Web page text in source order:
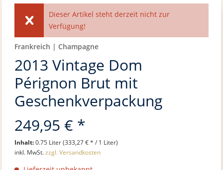
Dieser Artikel steht derzeit nicht zur
Verfügung!
Frankreich | Champagne
2013 Vintage Dom
Pérignon Brut mit
Geschenkverpackung
249,95 € *
Inhalt:0.75 Liter (333,27 € * / 1 Liter)
inkl. MwSt.zzgl. Versandkosten